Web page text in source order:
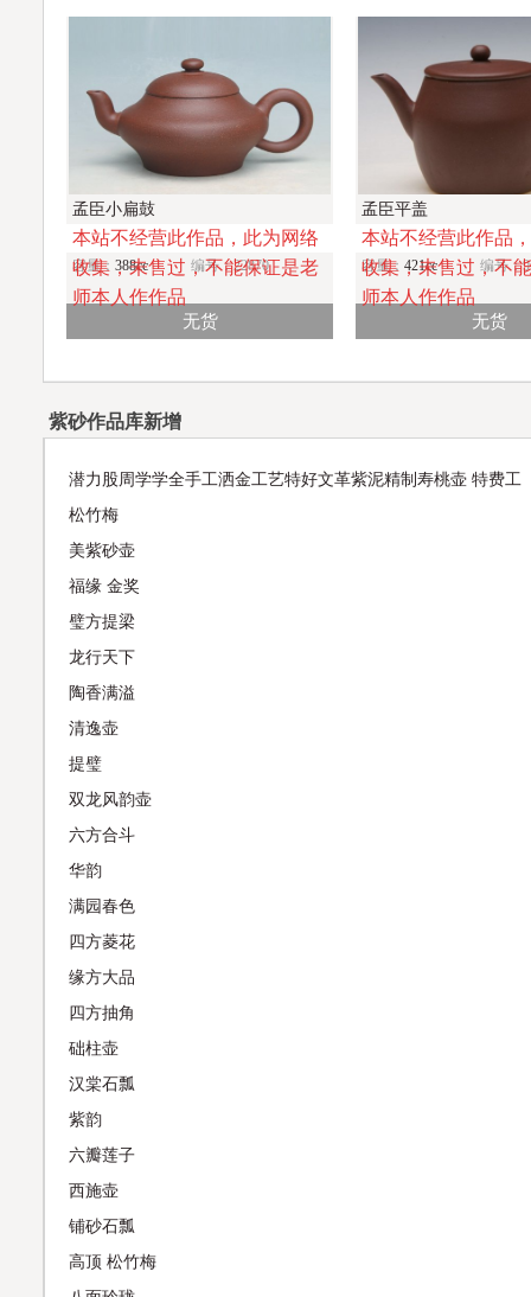
孟臣小扁鼓
本站不经营此作品，此为网络
收集，未售过，不能保证是老
师本人作作品
容量： 388cc 编号：22870
无货
孟臣平盖
本站不经营此作品
收集，未售过，不
师本人作作品
容量： 421cc 编号：
无货
紫砂作品库新增
潜力股周学学全手工洒金工艺特好文革紫泥精制寿桃壶 特费工
松竹梅
美紫砂壶
福缘 金奖
璧方提梁
龙行天下
陶香满溢
清逸壶
提璧
双龙风韵壶
六方合斗
华韵
满园春色
四方菱花
缘方大品
四方抽角
础柱壶
汉棠石瓢
紫韵
六瓣莲子
西施壶
铺砂石瓢
高顶 松竹梅